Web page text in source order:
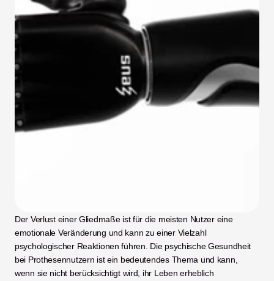
Der Verlust einer Gliedmaße ist für die meisten Nutzer eine
emotionale Veränderung und kann zu einer Vielzahl
psychologischer Reaktionen führen. Die psychische Gesundheit
bei Prothesennutzern ist ein bedeutendes Thema und kann,
wenn sie nicht berücksichtigt wird, ihr Leben erheblich